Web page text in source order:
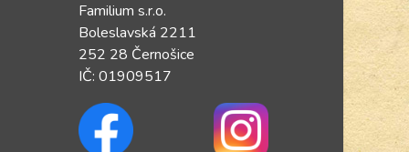
Familium s.r.o.
Boleslavská 2211
252 28 Černošice
IČ: 01909517